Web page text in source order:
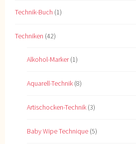
Technik-Buch (1)
Techniken (42)
Alkohol-Marker(1)
Aquarell-Technik (8)
Artischocken-Technik (3)
Baby Wipe Technique (5)